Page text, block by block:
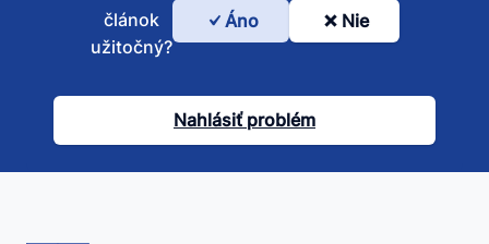
Bol
článok
užitočný?
článok
užitočný?
Áno Nie
Nahlásiť problém